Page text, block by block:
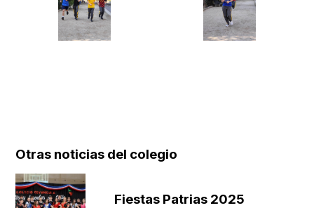
Otras noticias del colegio
Fiestas Patrias 2025